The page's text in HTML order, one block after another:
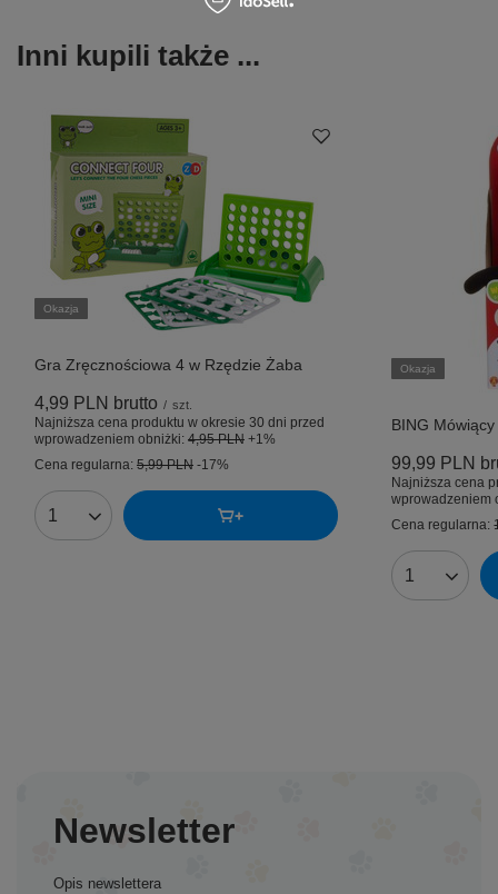
Inni kupili także ...
Okazja
Gra Zręcznościowa 4 w Rzędzie Żaba
4,99 PLN brutto / szt.
Najniższa cena produktu w okresie 30 dni przed
wprowadzeniem obniżki: 4,95 PLN +1%
Cena regularna: 5,99 PLN -17%
Ilość produktów
Okazja
BING
99,99 PLN
Najniższa cena
wprowadzeniem
Cena regularna:
Ilość
Newsletter
Opis newslettera